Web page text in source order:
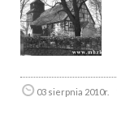
03 sierpnia 2010r.